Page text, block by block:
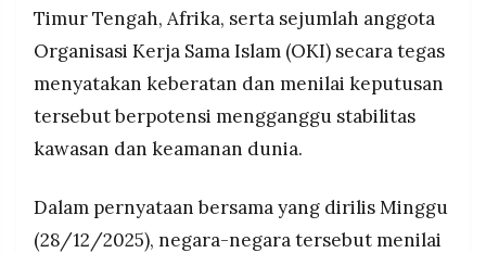
PT.
RESOLUSI
MEDIA
PRAMUDITA
©
Resolusi.co
-
Somaliland yang memerdekakan diri sejak 1991
baru pertama kali mendapat pengakuan dari
negara lain, sementara Amerika Serikat tetap
mengakui keutuhan wilayah Somalia.
Timur Tengah, Afrika, serta sejumlah anggota
Organisasi Kerja Sama Islam (OKI) secara tegas
menyatakan keberatan dan menilai keputusan
tersebut berpotensi mengganggu stabilitas
kawasan dan keamanan dunia.
Dalam pernyataan bersama yang dirilis Minggu
(28/12/2025), negara-negara tersebut menilai